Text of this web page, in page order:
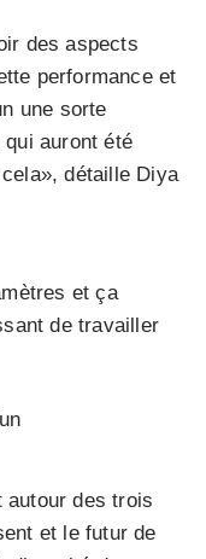
des aspects
performance et
une sorte
auront été
détaille Diya
et ça
de travailler
autour des trois
et le futur de